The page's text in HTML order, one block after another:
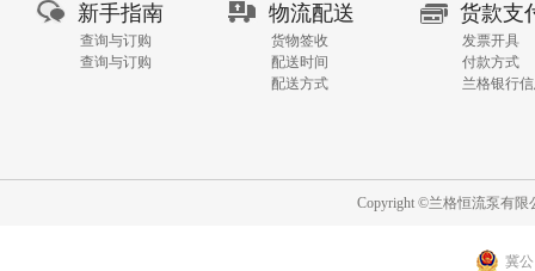
新手指南
查询与订购
查询与订购
物流配送
货物签收
配送时间
配送方式
货款支
发票开具
付款方式
兰格银行
Copyright ©兰格恒流泵有
冀公